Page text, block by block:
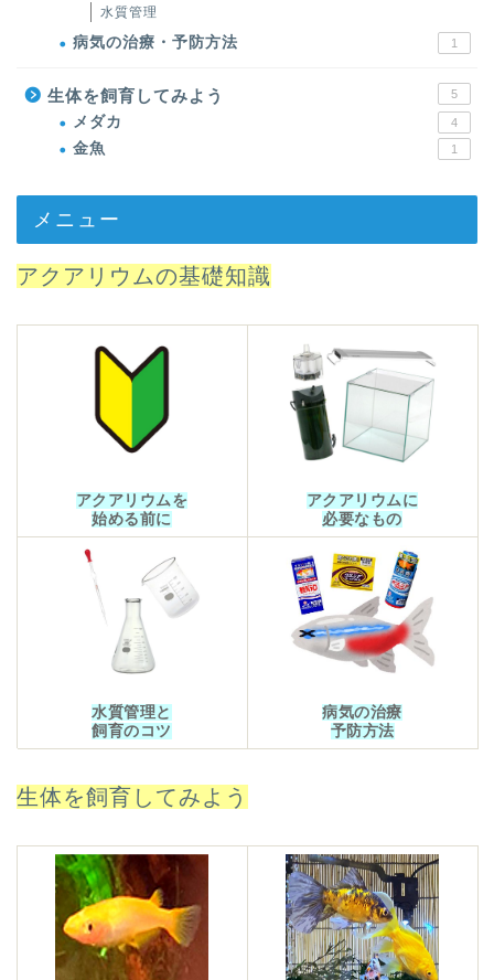
水質管理
病気の治療・予防方法 1
生体を飼育してみよう 5
メダカ 4
金魚 1
メニュー
アクアリウムの基礎知識
アクアリウムを
始める前に
アクアリウムに
必要なもの
水質管理と
飼育のコツ
病気の治療
予防方法
生体を飼育してみよう